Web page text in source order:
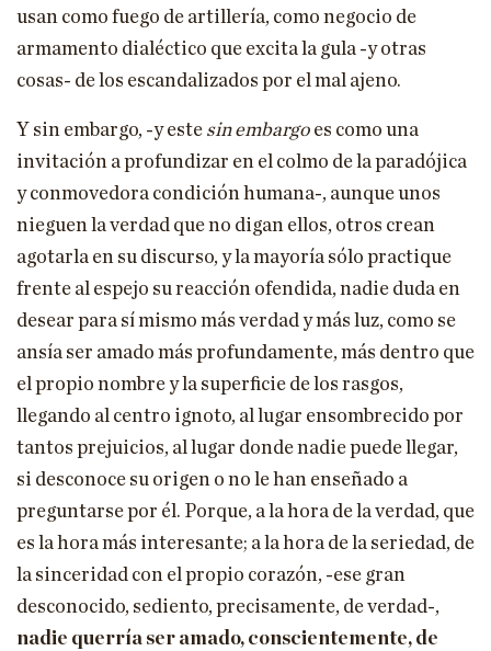
usan como fuego de artillería, como negocio de
armamento dialéctico que excita la gula -y otras
cosas- de los escandalizados por el mal ajeno.
Y sin embargo, -y este sin embargo es como una
invitación a profundizar en el colmo de la paradójica
y conmovedora condición humana-, aunque unos
nieguen la verdad que no digan ellos, otros crean
agotarla en su discurso, y la mayoría sólo practique
frente al espejo su reacción ofendida, nadie duda en
desear para sí mismo más verdad y más luz, como se
ansía ser amado más profundamente, más dentro que
el propio nombre y la superficie de los rasgos,
llegando al centro ignoto, al lugar ensombrecido por
tantos prejuicios, al lugar donde nadie puede llegar,
si desconoce su origen o no le han enseñado a
preguntarse por él. Porque, a la hora de la verdad, que
es la hora más interesante; a la hora de la seriedad, de
la sinceridad con el propio corazón, -ese gran
desconocido, sediento, precisamente, de verdad-,
nadie querría ser amado, conscientemente, de